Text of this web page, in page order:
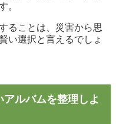
。
ることは、災害から思
い選択と言えるでしょ
ルバムを整理しよ